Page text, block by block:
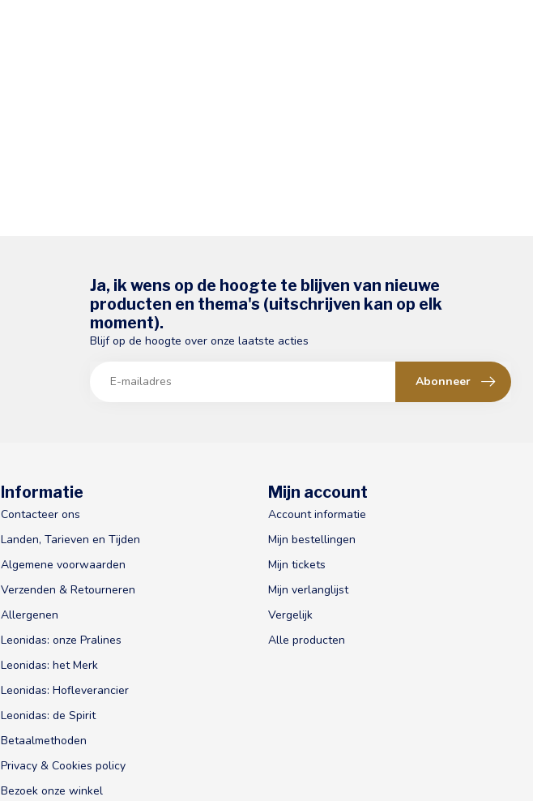
Ja, ik wens op de hoogte te blijven van nieuwe
producten en thema's (uitschrijven kan op elk
moment).
Blijf op de hoogte over onze laatste acties
Abonneer
Informatie
Contacteer ons
Landen, Tarieven en Tijden
Algemene voorwaarden
Verzenden & Retourneren
Allergenen
Leonidas: onze Pralines
Leonidas: het Merk
Leonidas: Hofleverancier
Leonidas: de Spirit
Betaalmethoden
Privacy & Cookies policy
Bezoek onze winkel
Mijn account
Account informatie
Mijn bestellingen
Mijn tickets
Mijn verlanglijst
Vergelijk
Alle producten